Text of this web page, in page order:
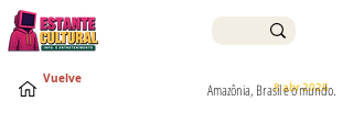
8 abr 2026
Amazônia, Brasil e o mundo.
Vuelve